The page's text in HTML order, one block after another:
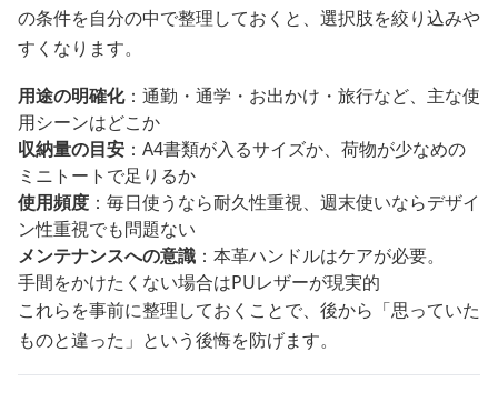
の条件を自分の中で整理しておくと、選択肢を絞り込みや
すくなります。
用途の明確化：通勤・通学・お出かけ・旅行など、主な使
用シーンはどこか
収納量の目安 ：A4書類が入るサイズか、荷物が少なめの
ミニトートで足りるか
使用頻度 ：毎日使うなら耐久性重視、週末使いならデザイ
ン性重視でも問題ない
メンテナンスへの意識 ：本革ハンドルはケアが必要。
手間をかけたくない場合はPUレザーが現実的
これらを事前に整理しておくことで、後から「思っていた
ものと違った」という後悔を防げます。